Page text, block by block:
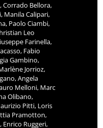
Corrado Bellora,
Manila Calipari,
Paolo Ciambi,
Leo
Farinella,
Fabio
Gambino,
Jorrioz,
Angela
Melloni, Marc
Olibano,
Pitti, Loris
Pramotton,
Enrico Ruggeri,